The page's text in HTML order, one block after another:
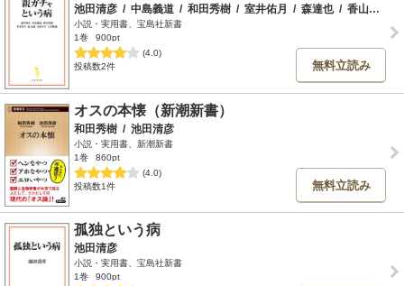
池田清彦 / 中島義道 / 和田秀樹 / 室井佑月 / 森達也 / 香山リカ
小説・実用書、宝島社新書
1巻
900pt
(4.0)
投稿数2件
無料立読み
オスの本懐（新潮新書）
和田秀樹 / 池田清彦
小説・実用書、新潮新書
1巻
860pt
(4.0)
投稿数1件
無料立読み
孤独という病
池田清彦
小説・実用書、宝島社新書
1巻
900pt